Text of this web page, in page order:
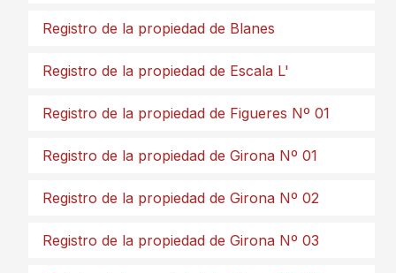
Registro de la propiedad de Blanes
Registro de la propiedad de Escala L'
Registro de la propiedad de Figueres Nº 01
Registro de la propiedad de Girona Nº 01
Registro de la propiedad de Girona Nº 02
Registro de la propiedad de Girona Nº 03